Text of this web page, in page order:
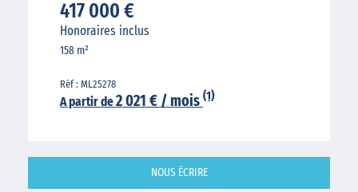
417 000 €
Honoraires inclus
158 m²
Réf : ML25278
A partir de2 021 € / mois (1)
NOUS ÉCRIRE